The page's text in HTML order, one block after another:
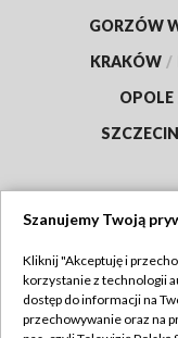
GORZÓW
KRAKÓW /
OPOLE
SZCZECIN
Abonament TVP
Szanujemy Twoją
Kliknij "Akceptuję i
korzystanie z technologii
dostęp do informacji na
przechowywanie oraz na